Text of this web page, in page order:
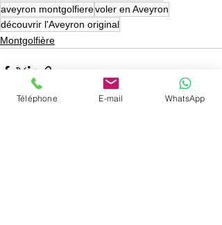
aveyron montgolfierevoler en Aveyron
découvrir l'Aveyron original
Montgolfière
Téléphone E-mail WhatsApp